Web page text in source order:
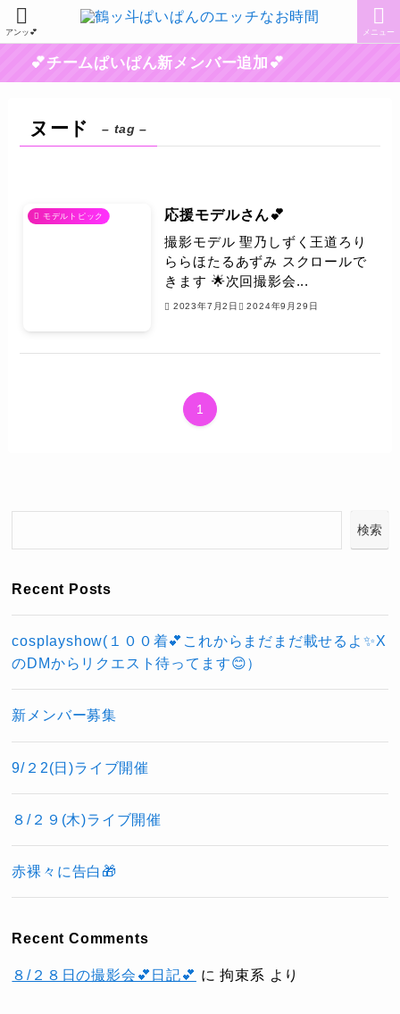
アンッ💕 メニュー
💕チームぱいぱん新メンバー追加💕
ヌード – tag –
モデルトピック 応援モデルさん💕
撮影モデル 聖乃しずく王道ろり
ららほたるあずみ スクロールで
きます 🌟次回撮影会...
2023年7月2日 2024年9月29日
1
検索
Recent Posts
cosplayshow(１００着💕これからまだまだ載せるよ✨X
のDMからリクエスト待ってます😊）
新メンバー募集
9/２2(日)ライブ開催
８/２９(木)ライブ開催
赤裸々に告白🎁
Recent Comments
８/２８日の撮影会💕日記💕 に拘束系 より